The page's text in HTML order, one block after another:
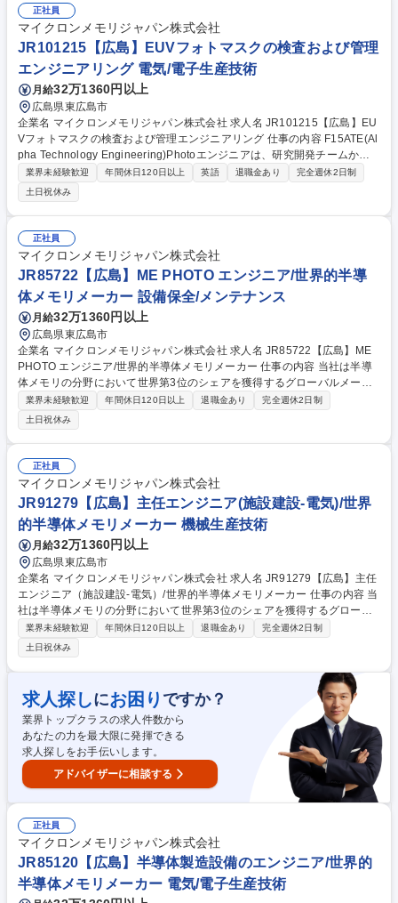
の協議・起草・審査・交渉■サプライヤーとの予算・工期合意■施工スケジ
ュールと予算の管理■予期せぬ費用への対応■進捗管理のための現場会議へ
の出席 募集職種 JR87897【広島】契約アナリスト/世界的半導体メモリメ
ーカー
正社員
マイクロンメモリジャパン株式会社
JR101215【広島】EUVフォトマスクの検査および管理
エンジニアリング 電気/電子生産技術
月給32万1360円以上
広島県東広島市
企業名 マイクロンメモリジャパン株式会社 求人名 JR101215【広島】EU
Vフォトマスクの検査および管理エンジニアリング 仕事の内容 F15ATE(Al
pha Technology Engineering)Photoエンジニアは、研究開発チームから
移管される新技術の量産導入,良品率(Yield)の向上、サイクルタイム短縮
を推進、関連するすべての部門・DRAMネットワークと連携 しながら成果
を創出する役割を担っていただきます。 【詳細】■ファブ内EUVフォトマ
スクの管理および技術に関連するビジネスプロセスの確立,改善,最適化■プ
ロセス能力の向上・生産コストの削減を推進■プロセス管理プロジェクト
の計画・主導■各種フォトマスク関連装置のプロセスパラメータの定義・
評価■新規装置・材料の評価,導入推進・実装:技術ロードマップの策定■問
題や異常に対する8D根本原因分析の実施 募集職種 JR101215【広島】EU
Vフォトマスクの検査および管理エンジニアリング
業界未経験歓迎 年間休日120日以上 英語 退職金あり
完全週休2日制
土日祝休み
正社員
マイクロンメモリジャパン株式会社
JR85722【広島】ME PHOTO エンジニア/世界的半導
体メモリメーカー 設備保全/メンテナンス
月給32万1360円以上
広島県東広島市
企業名 マイクロンメモリジャパン株式会社 求人名 JR85722【広島】ME
PHOTO エンジニア/世界的半導体メモリメーカー 仕事の内容 当社は半導
体メモリの分野において世界第3位のシェアを獲得するグローバルメーカ
ーです。今回は、そんな当社のME PHOTO エンジニアとして、下記の業
務をお任せ致します。 【詳細】■故障解析、FMEA、8D、SPC手法を適用
し、プロセス関連の問題を特定・診断・解決 ■プロセスステップでの変更
実施に向けたプロセス・設備・材料の評価/最適化の調整・実行、歩留まり
向上・コスト削減活動の主導 ■参加、新規プロセスのベースライン認定対
応、品質・コスト・リスク管理目標達成のための材料サプライヤーとの連
携・監査・管理 募集職種 JR85722【広島】ME PHOTO エンジニア/世界
的半導体メモリメーカー
業界未経験歓迎 年間休日120日以上 退職金あり
完全週休2日制
土日祝休み
正社員
マイクロンメモリジャパン株式会社
JR91279【広島】主任エンジニア(施設建設-電気)/世界
的半導体メモリメーカー 機械生産技術
月給32万1360円以上
広島県東広島市
企業名 マイクロンメモリジャパン株式会社 求人名 JR91279【広島】主任
エンジニア（施設建設-電気）/世界的半導体メモリメーカー 仕事の内容 当
社は半導体メモリの分野において世界第3位のシェアを獲得するグローバ
ルメーカーです。今回は、そんな当社の主任エンジニア（施設建設-電
気）として、下記の業務をお任せ致します。 ■変電所、開閉装置、UPS、
非常用電源、接地、配電ネットワークの設計および設置を監督する■日本
の電気用品安全法および電力供給事業者の要件への準拠を確保する■容量
モデリング、短絡解析、保護調整を実施する■試運転および信頼性試験を
主導する 募集職種 JR91279【広島】主任エンジニア（施設建設-電気）/
世界的半導体メモリメーカー
業界未経験歓迎 年間休日120日以上 退職金あり
完全週休2日制
土日祝休み
求人探しにお困り ですか？
業界トップクラスの求人件数から
あなたの力を最大限に発揮できる
求人探しをお手伝いします。
アドバイザーに相談する
正社員
マイクロンメモリジャパン株式会社
JR85120【広島】半導体製造設備のエンジニア/世界的
半導体メモリメーカー 電気/電子生産技術